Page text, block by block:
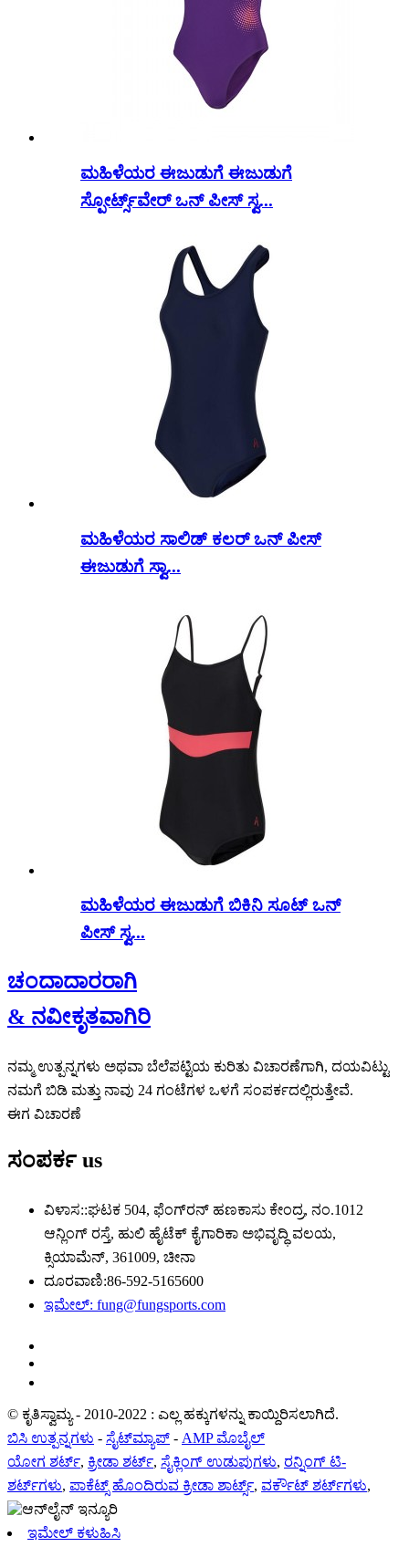
ಮಹಿಳೆಯರ ಈಜುಡುಗೆ ಈಜುಡುಗೆ
ಸ್ಪೋರ್ಟ್ಸ್‌ವೇರ್ ಒನ್ ಪೀಸ್ ಸ್ವ...
ಮಹಿಳೆಯರ ಸಾಲಿಡ್ ಕಲರ್ ಒನ್ ಪೀಸ್
ಈಜುಡುಗೆ ಸ್ವಾ...
ಮಹಿಳೆಯರ ಈಜುಡುಗೆ ಬಿಕಿನಿ ಸೂಟ್ ಒನ್
ಪೀಸ್ ಸ್ವ...
ಚಂದಾದಾರರಾಗಿ
& ನವೀಕೃತವಾಗಿರಿ
ನಮ್ಮ ಉತ್ಪನ್ನಗಳು ಅಥವಾ ಬೆಲೆಪಟ್ಟಿಯ ಕುರಿತು ವಿಚಾರಣೆಗಾಗಿ, ದಯವಿಟ್ಟು
ನಮಗೆ ಬಿಡಿ ಮತ್ತು ನಾವು 24 ಗಂಟೆಗಳ ಒಳಗೆ ಸಂಪರ್ಕದಲ್ಲಿರುತ್ತೇವೆ.
ಈಗ ವಿಚಾರಣೆ
ಸಂಪರ್ಕ us
ವಿಳಾಸ::ಘಟಕ 504, ಫೆಂಗ್‌ರನ್ ಹಣಕಾಸು ಕೇಂದ್ರ, ನಂ.1012
ಆನ್ಲಿಂಗ್ ರಸ್ತೆ, ಹುಲಿ ಹೈಟೆಕ್ ಕೈಗಾರಿಕಾ ಅಭಿವೃದ್ಧಿ ವಲಯ,
ಕ್ಸಿಯಾಮೆನ್, 361009, ಚೀನಾ
ದೂರವಾಣಿ:86-592-5165600
ಇಮೇಲ್: fung@fungsports.com
© ಕೃತಿಸ್ವಾಮ್ಯ - 2010-2022 : ಎಲ್ಲ ಹಕ್ಕುಗಳನ್ನು ಕಾಯ್ದಿರಿಸಲಾಗಿದೆ.
ಬಿಸಿ ಉತ್ಪನ್ನಗಳು - ಸೈಟ್‌ಮ್ಯಾಪ್ - AMP ಮೊಬೈಲ್
ಯೋಗ ಶರ್ಟ್, ಕ್ರೀಡಾ ಶರ್ಟ್, ಸೈಕ್ಲಿಂಗ್ ಉಡುಪುಗಳು, ರನ್ನಿಂಗ್ ಟಿ-
ಶರ್ಟ್‌ಗಳು, ಪಾಕೆಟ್ಸ್ ಹೊಂದಿರುವ ಕ್ರೀಡಾ ಶಾರ್ಟ್ಸ್, ವರ್ಕೌಟ್ ಶರ್ಟ್‌ಗಳು,
ಇಮೇಲ್ ಕಳುಹಿಸಿ